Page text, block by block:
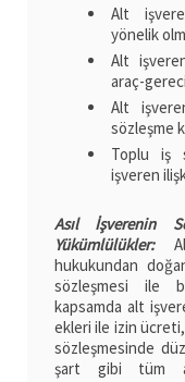
Alt
yönelik
Alt
araç-
Alt
sözleşme
Toplu iş
işveren
Asıl İşverenin
Yükümlülükler:Alt
hukukundan
sözleşmesi ile
kapsamda alt
ekleri ile izin
sözleşmesinde
şart gibi tüm